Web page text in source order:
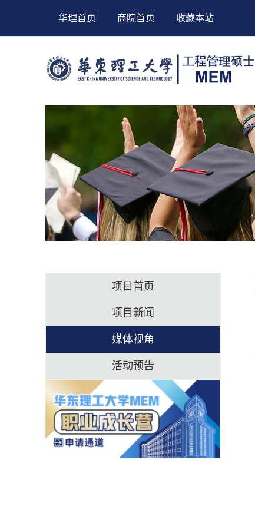
华理首页 商院首页 收藏本站
项目首页
项目新闻
媒体视角
活动预告